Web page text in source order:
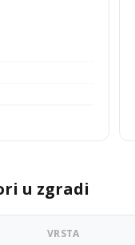
u zgradi
VRSTA